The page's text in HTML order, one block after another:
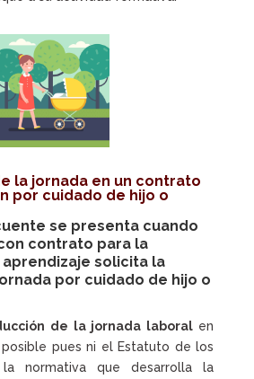
la jornada en un contrato
por cuidado de hijo o
se presenta cuando
contrato para la
solicita la
por cuidado de hijo o
de la jornada laboralen
pues ni el Estatuto de los
la normativa que desarrolla la